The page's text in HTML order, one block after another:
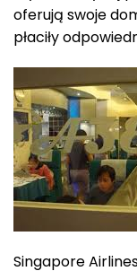
oferują swoje
płaciły
Singapore